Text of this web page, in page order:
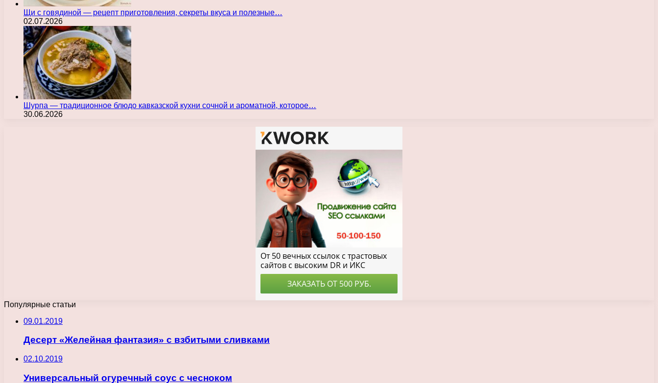
Щи с говядиной — рецепт приготовления, секреты вкуса и полезные…
02.07.2026
Шурпа — традиционное блюдо кавказской кухни сочной и ароматной, которое…
30.06.2026
Популярные статьи
09.01.2019
Десерт «Желейная фантазия» с взбитыми сливками
02.10.2019
Универсальный огуречный соус с чесноком